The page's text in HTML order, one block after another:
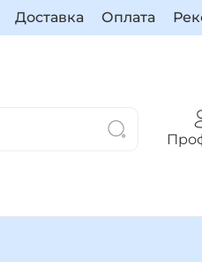
Доставка Оплата